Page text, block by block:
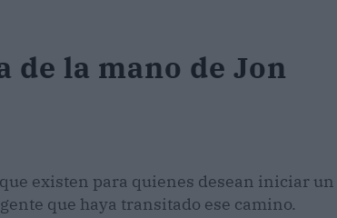
la mano de Jon
existen para quienes desean iniciar un
que haya transitado ese camino.